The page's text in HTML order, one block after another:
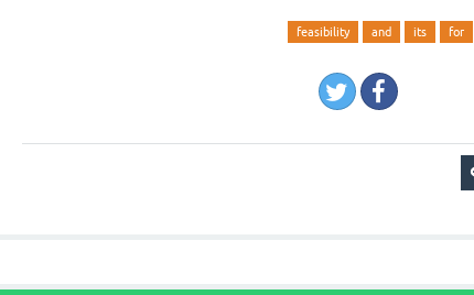
for
its
and
feasibility